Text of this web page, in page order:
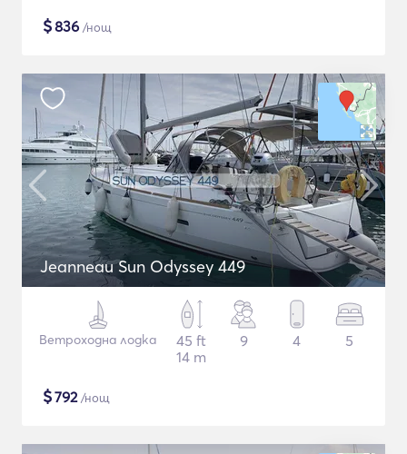
$836 /нощ
Jeanneau Sun Odyssey 449
Ветроходна лодка
45 ft
14 m
9 4 5
$792/нощ